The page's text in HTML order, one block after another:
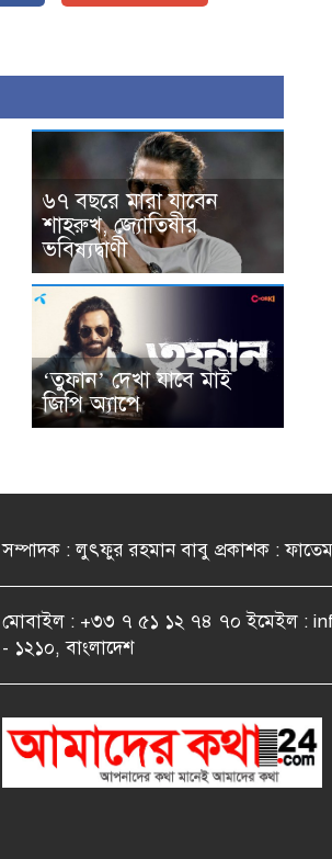
৬৭ বছরে মারা যাবেন
শাহরুখ, জ্যোতিষীর
ভবিষ্যদ্বাণী
‘তুফান’ দেখা যাবে মাই
জিপি অ্যাপে
সম্পাদক : লুৎফুর রহমান বাবু প্রকাশক :
মোবাইল : +৩৩ ৭ ৫১ ১২ ৭৪ ৭০ ইমেইল :
- ১২১০, বাংলাদেশ